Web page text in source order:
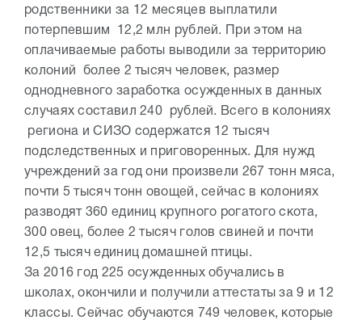
родственники за 12 месяцев выплатили
потерпевшим 12,2 млн рублей. При этом на
оплачиваемые работы выводили за территорию
колоний более 2 тысяч человек, размер
однодневного заработка осужденных в данных
случаях составил 240 рублей. Всего в колониях
региона и СИЗО содержатся 12 тысяч
подследственных и приговоренных. Для нужд
учреждений за год они произвели 267 тонн мяса,
почти 5 тысяч тонн овощей, сейчас в колониях
разводят 360 единиц крупного рогатого скота,
300 овец, более 2 тысяч голов свиней и почти
12,5 тысяч единиц домашней птицы.
За 2016 год 225 осужденных обучались в
школах, окончили и получили аттестаты за 9 и 12
классы. Сейчас обучаются 749 человек, которые